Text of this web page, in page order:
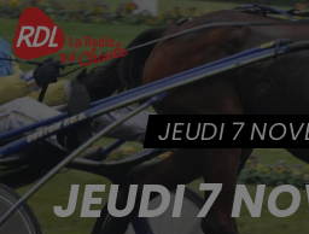
JEUDI 7
JEUDI 7